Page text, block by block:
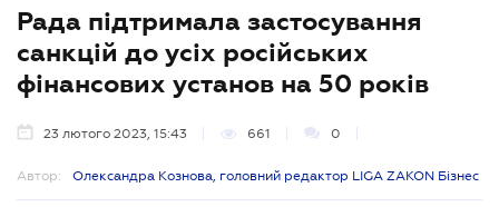
Рада підтримала застосування
санкцій до усіх російських
фінансових установ на 50 років
23 лютого 2023, 15:43 661 0
Автор: Олександра Кознова, головний редактор LIGA ZAKON Бізнес